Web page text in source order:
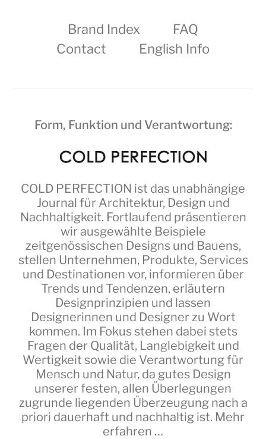
Brand Index
FAQ
Contact
English Info
Form, Funktion und Verantwortung:
COLD PERFECTION ist das unabhängige
Journal für Architektur, Design und
Nachhaltigkeit. Fortlaufend präsentieren
wir ausgewählte Beispiele
zeitgenössischen Designs und Bauens,
stellen Unternehmen, Produkte, Services
und Destinationen vor, informieren über
Trends und Tendenzen, erläutern
Designprinzipien und lassen
Designerinnen und Designer zu Wort
kommen. Im Fokus stehen dabei stets
Fragen der Qualität, Langlebigkeit und
Wertigkeit sowie die Verantwortung für
Mensch und Natur, da gutes Design
unserer festen, allen Überlegungen
zugrunde liegenden Überzeugung nach a
priori dauerhaft und nachhaltig ist. Mehr
erfahren …